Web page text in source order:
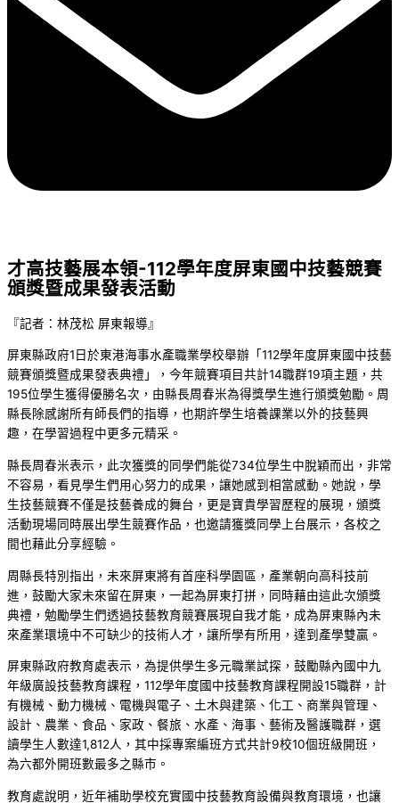
才高技藝展本領-112學年度屏東國中技藝競賽
頒獎暨成果發表活動
『記者：林茂松 屏東報導』
屏東縣政府1日於東港海事水產職業學校舉辦「112學年度屏東國中技藝
競賽頒獎暨成果發表典禮」，今年競賽項目共計14職群19項主題，共
195位學生獲得優勝名次，由縣長周春米為得獎學生進行頒獎勉勵。周
縣長除感謝所有師長們的指導，也期許學生培養課業以外的技藝興
趣，在學習過程中更多元精采。
縣長周春米表示，此次獲獎的同學們能從734位學生中脫穎而出，非常
不容易，看見學生們用心努力的成果，讓她感到相當感動。她說，學
生技藝競賽不僅是技藝養成的舞台，更是寶貴學習歷程的展現，頒獎
活動現場同時展出學生競賽作品，也邀請獲獎同學上台展示，各校之
間也藉此分享經驗。
周縣長特別指出，未來屏東將有首座科學園區，產業朝向高科技前
進，鼓勵大家未來留在屏東，一起為屏東打拼，同時藉由這此次頒獎
典禮，勉勵學生們透過技藝教育競賽展現自我才能，成為屏東縣內未
來產業環境中不可缺少的技術人才，讓所學有所用，達到產學雙贏。
屏東縣政府教育處表示，為提供學生多元職業試探，鼓勵縣內國中九
年級廣設技藝教育課程，112學年度國中技藝教育課程開設15職群，計
有機械、動力機械、電機與電子、土木與建築、化工、商業與管理、
設計、農業、食品、家政、餐旅、水產、海事、藝術及醫護職群，選
讀學生人數達1,812人，其中採專案編班方式共計9校10個班級開班，
為六都外開班數最多之縣市。
教育處說明，近年補助學校充實國中技藝教育設備與教育環境，也讓